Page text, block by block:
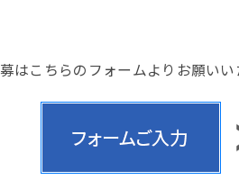
はこちらのフォームよりお願いい